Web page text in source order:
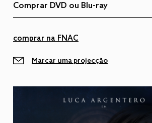
Comprar DVD ou Blu-ray
comprar na FNAC
Marcar uma projecção